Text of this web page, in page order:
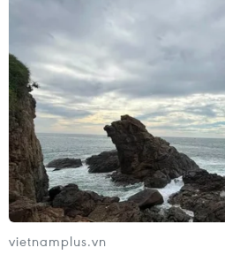
vietnamplus.vn